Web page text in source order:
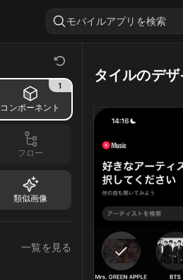
モバイルアプリを検索
1
コンポーネント
フロー
類似画像
一覧を見る
タイルのデ